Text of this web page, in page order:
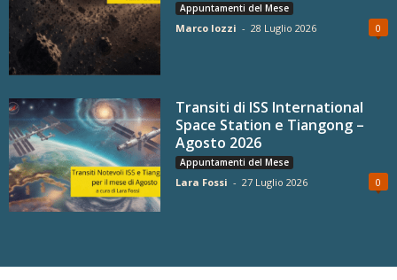
Appuntamenti del Mese
Marco Iozzi - 28 Luglio 2026 0
Transiti di ISS International
Space Station e Tiangong –
Agosto 2026
Appuntamenti del Mese
Lara Fossi - 27 Luglio 2026 0